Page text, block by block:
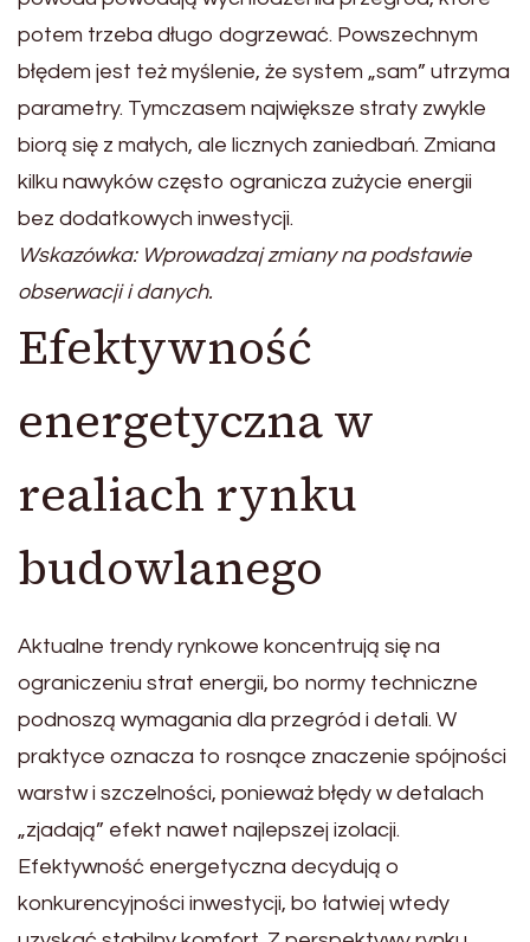
potem trzeba długo dogrzewać. Powszechnym
błędem jest też myślenie, że system „sam” utrzyma
parametry. Tymczasem największe straty zwykle
biorą się z małych, ale licznych zaniedbań. Zmiana
kilku nawyków często ogranicza zużycie energii
bez dodatkowych inwestycji.
Wskazówka: Wprowadzaj zmiany na podstawie
obserwacji i danych.
Efektywność
energetyczna w
realiach rynku
budowlanego
Aktualne trendy rynkowe koncentrują się na
ograniczeniu strat energii, bo normy techniczne
podnoszą wymagania dla przegród i detali. W
praktyce oznacza to rosnące znaczenie spójności
warstw i szczelności, ponieważ błędy w detalach
„zjadają” efekt nawet najlepszej izolacji.
Efektywność energetyczna decydują o
konkurencyjności inwestycji, bo łatwiej wtedy